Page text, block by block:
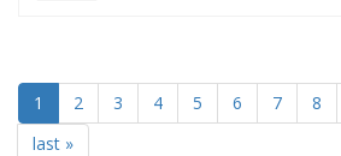
1 2 3 4 5 6 7 8
last »